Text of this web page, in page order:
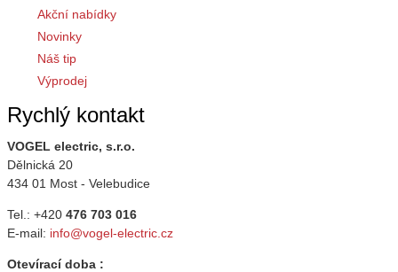
Akční nabídky
Novinky
Náš tip
Výprodej
Rychlý kontakt
VOGEL electric, s.r.o.
Dělnická 20
434 01 Most - Velebudice
Tel.: +420 476 703 016
E-mail: info@vogel-electric.cz
Otevírací doba :